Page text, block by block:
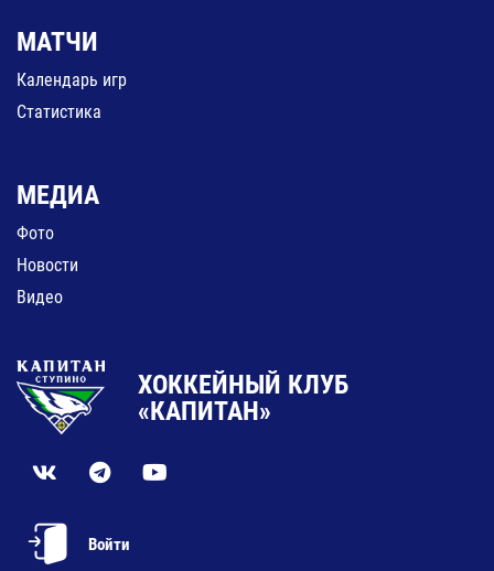
МАТЧИ
Календарь игр
Статистика
МЕДИА
Фото
Новости
Видео
ХОККЕЙНЫЙ КЛУБ
«КАПИТАН»
Войти